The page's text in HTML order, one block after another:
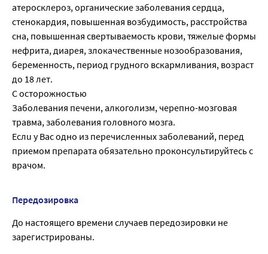
атеросклероз, органические заболевания сердца,
стенокардия, повышенная возбудимость, расстройства
сна, повышенная свертываемость крови, тяжелые формы
нефрита, диарея, злокачественные нозообразования,
беременность, период грудного вскармливания, возраст
до 18 лет.
С осторожностью
Заболевания печени, алкоголизм, черепно-мозговая
травма, заболевания головного мозга.
Ecлu у Вас одно из перечисленных заболеваний, перед
приемом препарата обязательно проконсультируйтесь с
врачом.
Передозировка
До настоящего времени случаев передозировки не
зарегистрированы.